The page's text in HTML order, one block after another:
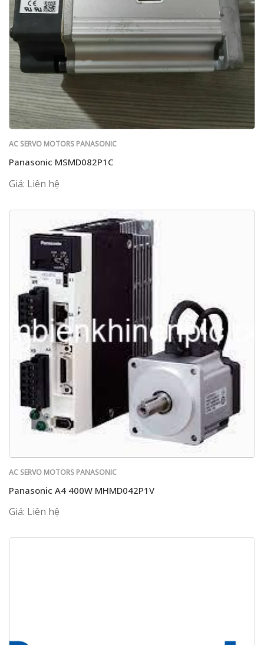
AC SERVO MOTORS PANASONIC
Panasonic MSMD082P1C
Giá: Liên hệ
AC SERVO MOTORS PANASONIC
Panasonic A4 400W MHMD042P1V
Giá: Liên hệ